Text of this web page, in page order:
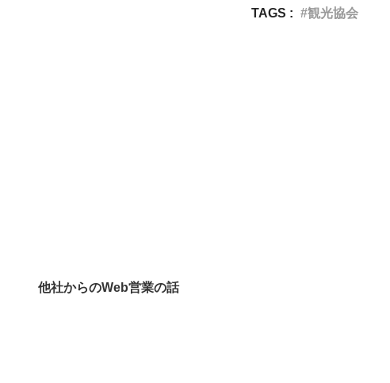
TAGS :
観光協会
他社からのWeb営業の話